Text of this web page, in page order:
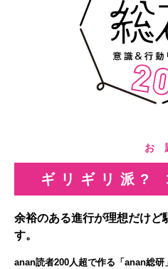
お
ギリギリ派?
余裕のある進行が理想だけど
す。
anan読者200人超で作る「anan総